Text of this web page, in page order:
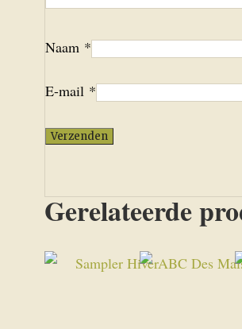
Naam *
E-mail *
Gerelateerde